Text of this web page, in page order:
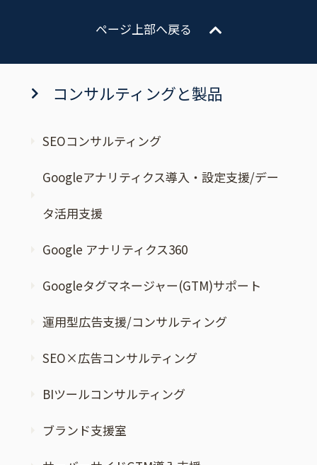
ページ上部へ戻る
コンサルティングと製品
SEOコンサルティング
Googleアナリティクス導入・設定支援/デー
タ活用支援
Google アナリティクス360
Googleタグマネージャー(GTM)サポート
運用型広告支援/コンサルティング
SEO×広告コンサルティング
BIツールコンサルティング
ブランド支援室